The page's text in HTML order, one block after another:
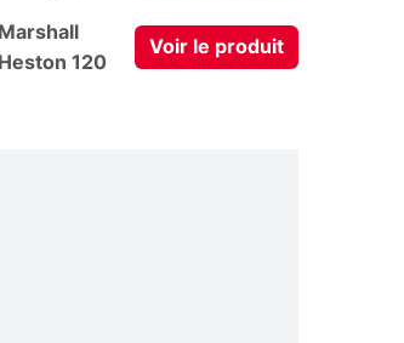
Marshall
Heston 120
Voir le produit